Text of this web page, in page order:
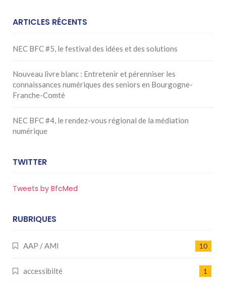
ARTICLES RÉCENTS
NEC BFC #5, le festival des idées et des solutions
Nouveau livre blanc : Entretenir et pérenniser les
connaissances numériques des seniors en Bourgogne-
Franche-Comté
NEC BFC #4, le rendez-vous régional de la médiation
numérique
TWITTER
Tweets by BfcMed
RUBRIQUES
AAP / AMI 10
accessibilté 1